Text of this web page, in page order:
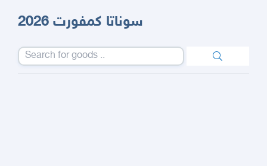
سوناتا كمفورت 2026